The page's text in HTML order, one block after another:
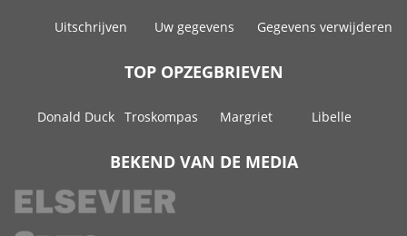
Uitschrijven Uw gegevens Gegevens verwijderen
TOP OPZEGBRIEVEN
Donald Duck Troskompas Margriet Libelle
BEKEND VAN DE MEDIA